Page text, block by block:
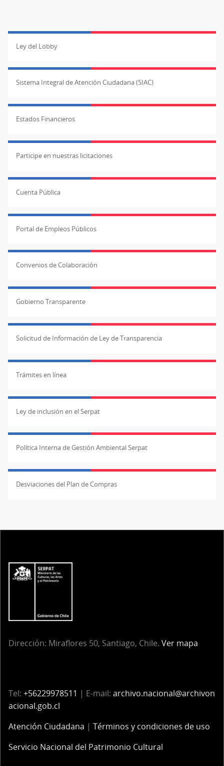
Ley del Lobby
Sistema Integral de Atención Ciudadana (SIAC)
Estados Financieros
Participe en nuestras licitaciones
Cuenta Pública
Portal de Empleos Públicos
Convenios de Colaboración
Gobierno Transparente
Solicitud de Información de Ley de Transparencia
Trámites en línea
Ley de inclusión en el Serpat
Política Interna de Gestión Ambiental Serpat
Desviaciones del Plan de Compras
Dirección: Miraflores 50, Santiago, Chile. Ver mapa
Tel: +56229978511 | E-mail: archivo.nacional@archivon
acional.gob.cl
Atención Ciudadana | Términos y condiciones de uso
Servicio Nacional del Patrimonio Cultural